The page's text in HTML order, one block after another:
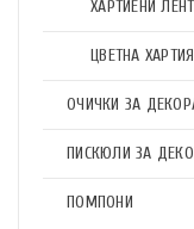
ХАРТИЕНИ
ЦВЕТНА ХАРТИЯ
ОЧИЧКИ ЗА
ПИСКЮЛИ ЗА
ПОМПОНИ